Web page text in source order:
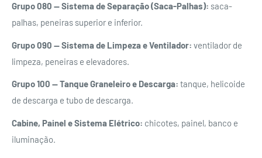
Grupo 080 — Sistema de Separação (Saca-Palhas): saca-
palhas, peneiras superior e inferior.
Grupo 090 — Sistema de Limpeza e Ventilador: ventilador de
limpeza, peneiras e elevadores.
Grupo 100 — Tanque Graneleiro e Descarga: tanque, helicoide
de descarga e tubo de descarga.
Cabine, Painel e Sistema Elétrico: chicotes, painel, banco e
iluminação.